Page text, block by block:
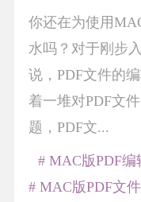
你还在为使用
水吗？对于刚步
说，PDF文件的
着一堆对PDF文
题，PDF文...
# MAC版PDF编
# MAC版PDF文